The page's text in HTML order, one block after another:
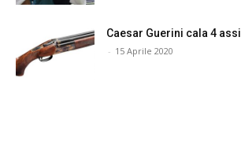
Caesar Guerini cala 4 assi
- 15 Aprile 2020